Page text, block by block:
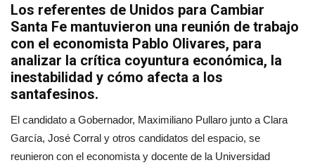
Los referentes de Unidos para Cambiar
Santa Fe mantuvieron una reunión de trabajo
con el economista Pablo Olivares, para
analizar la crítica coyuntura económica, la
inestabilidad y cómo afecta a los
santafesinos.
El candidato a Gobernador, Maximiliano Pullaro junto a Clara
García, José Corral y otros candidatos del espacio, se
reunieron con el economista y docente de la Universidad